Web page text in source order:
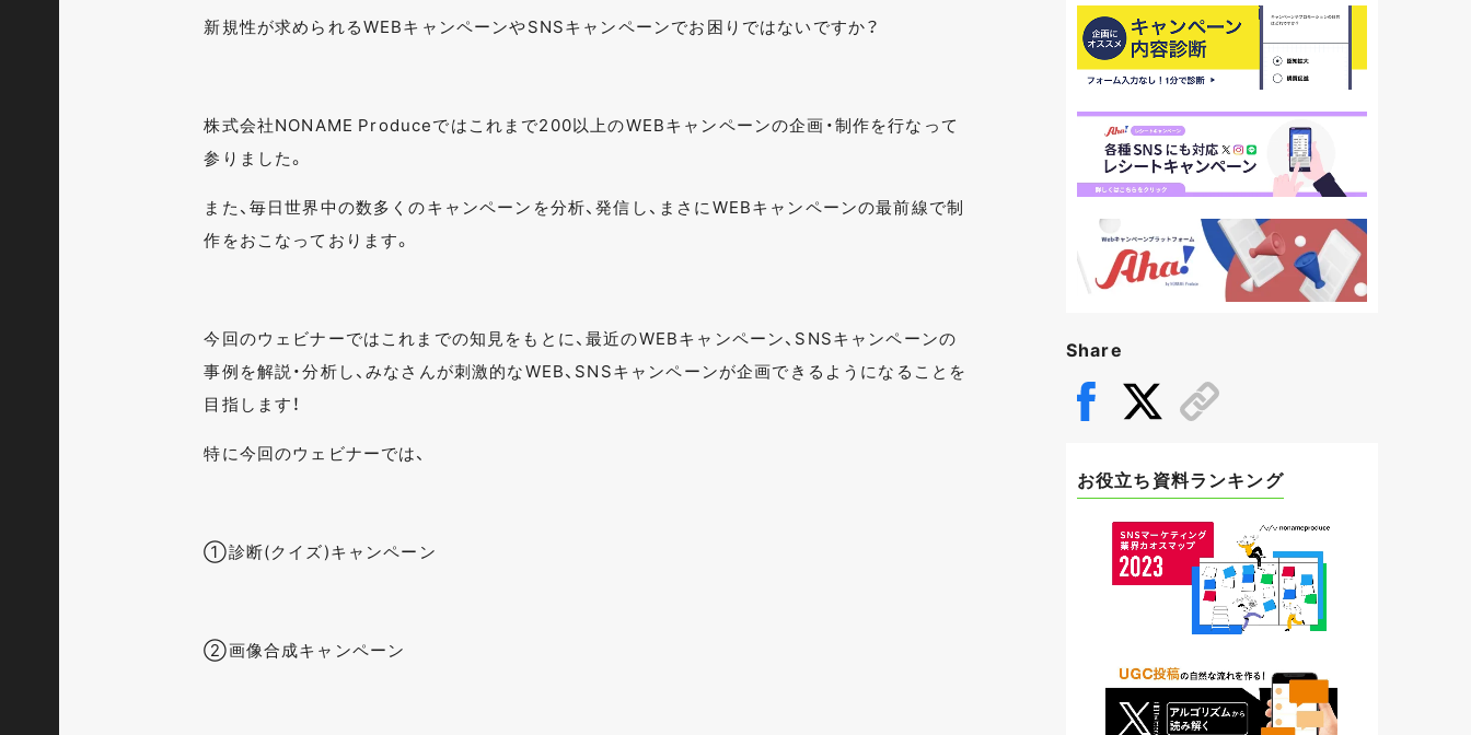
新規性が求められるWEBキャンペーンやSNSキャンペーンでお困りではないですか？
株式会社NONAME Produceではこれまで200以上のWEBキャンペーンの企画・制作を行なって
参りました。
また、毎日世界中の数多くのキャンペーンを分析、発信し、まさにWEBキャンペーンの最前線で制
作をおこなっております。
今回のウェビナーではこれまでの知見をもとに、最近のWEBキャンペーン、SNSキャンペーンの
事例を解説・分析し、みなさんが刺激的なWEB、SNSキャンペーンが企画できるようになることを
目指します！
特に今回のウェビナーでは、
①診断(クイズ)キャンペーン
②画像合成キャンペーン
Share
お役立ち資料ランキング